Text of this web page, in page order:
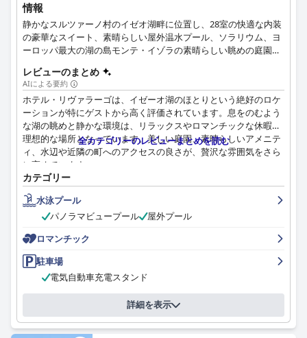
情報
静かなスルツァーノ村のイゼオ湖畔に位置し、28室の快適な内装
の豪華なスイート、素晴らしい屋外温水プール、ソラリウム、ヨ
ーロッパ最大の湖の島モンテ・イゾラの素晴らしい眺めの庭園を
レビューのまとめ
AIによる要約
ホテル・リヴァラーゴは、イゼーオ湖のほとりという絶好のロケ
ーションが特にゲストから高く評価されています。息をのむよう
な湖の眺めと静かな環境は、リラックスやロマンチックな休暇に
理想的な場所となっています。美しい庭園、素晴らしいアメニテ
ィ、水辺や近隣の町へのアクセスの良さが、贅沢な雰囲気をさら
に高めています。
ホテル・リヴァラーゴの朝食は、種類が豊富でおいしいオプショ
ンが満載で、ゲストの期待を上回ることが多く、際立っていま
す。穏やかな湖を見下ろす庭園で提供される朝食は、思い出に残
られています。
ホテルでのディナーサービスは、一般的に好評で、多くのゲスト
がよく構成されたメニューと上質なアラカルト料理を楽しんでい
ます。風光明媚なベランダやテラスからの眺めが食事体験を向上
させますが、一部のゲストは、サービスや料理に一貫性がない場
合があることを指摘しています。
全カテゴリーのレビューまとめを読む
カテゴリー
水泳プール
パノラマビュープール
屋外プール
ロマンチック
駐車場
電気自動車充電スタンド
詳細を表示